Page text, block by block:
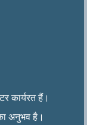
कार्यरत हैं।
अनुभव है।